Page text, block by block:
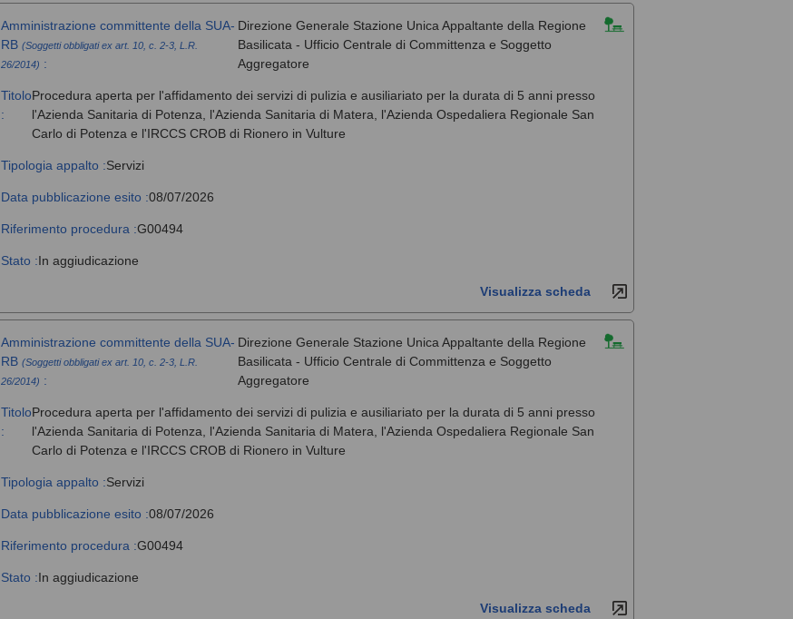
Amministrazione committente della SUA-
RB (Soggetti obbligati ex art. 10, c. 2-3, L.R.
26/2014) :
Direzione Generale Stazione Unica Appaltante della Regione
Basilicata - Ufficio Centrale di Committenza e Soggetto
Aggregatore
Titolo
:
Procedura aperta per l'affidamento dei servizi di pulizia e ausiliariato per la durata di 5 anni presso
l'Azienda Sanitaria di Potenza, l'Azienda Sanitaria di Matera, l'Azienda Ospedaliera Regionale San
Carlo di Potenza e l'IRCCS CROB di Rionero in Vulture
Tipologia appalto :Servizi
Data pubblicazione esito :08/07/2026
Riferimento procedura :G00494
Stato :In aggiudicazione
Visualizza scheda
Amministrazione committente della SUA-
RB (Soggetti obbligati ex art. 10, c. 2-3, L.R.
26/2014) :
Direzione Generale Stazione Unica Appaltante della Regione
Basilicata - Ufficio Centrale di Committenza e Soggetto
Aggregatore
Titolo
:
Procedura aperta per l'affidamento dei servizi di pulizia e ausiliariato per la durata di 5 anni presso
l'Azienda Sanitaria di Potenza, l'Azienda Sanitaria di Matera, l'Azienda Ospedaliera Regionale San
Carlo di Potenza e l'IRCCS CROB di Rionero in Vulture
Tipologia appalto :Servizi
Data pubblicazione esito :08/07/2026
Riferimento procedura :G00494
Stato :In aggiudicazione
Visualizza scheda